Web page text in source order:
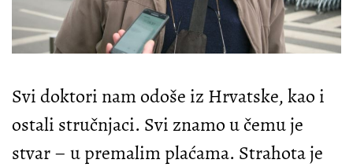
Svi doktori nam odoše iz Hrvatske, kao i
ostali stručnjaci. Svi znamo u čemu je
stvar – u premalim plaćama. Strahota je